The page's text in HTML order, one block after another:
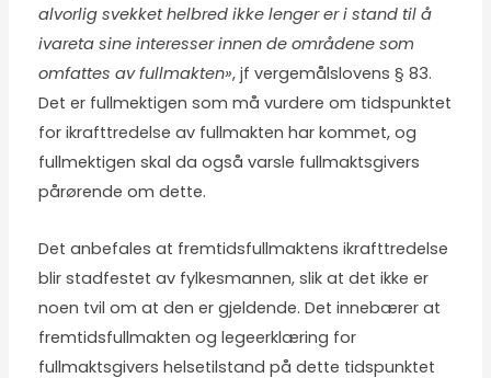
alvorlig svekket helbred ikke lenger er i stand til å
ivareta sine interesser innen de områdene som
omfattes av fullmakten», jf vergemålslovens § 83.
Det er fullmektigen som må vurdere om tidspunktet
for ikrafttredelse av fullmakten har kommet, og
fullmektigen skal da også varsle fullmaktsgivers
pårørende om dette.
Det anbefales at fremtidsfullmaktens ikrafttredelse
blir stadfestet av fylkesmannen, slik at det ikke er
noen tvil om at den er gjeldende. Det innebærer at
fremtidsfullmakten og legeerklæring for
fullmaktsgivers helsetilstand på dette tidspunktet